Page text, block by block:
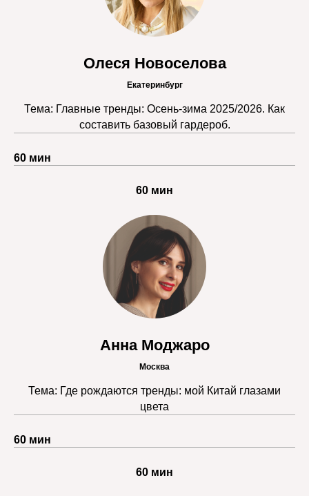
Олеся Новоселова
Екатеринбург
Тема: Главные тренды: Осень-зима 2025/2026. Как
составить базовый гардероб.
60 мин
60 мин
Анна Моджаро
Москва
Тема: Где рождаются тренды: мой Китай глазами
цвета
60 мин
60 мин